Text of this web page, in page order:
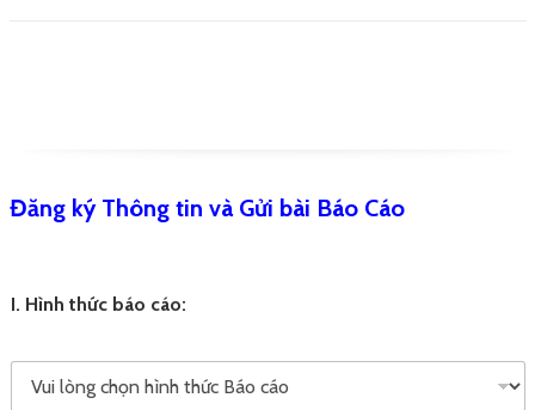
Đăng ký Thông tin và Gửi bài Báo Cáo
I. Hình thức báo cáo: